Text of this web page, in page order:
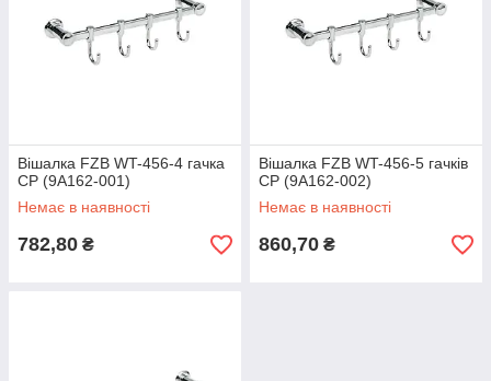
Вішалка FZB WT-456-4 гачка
CP (9A162-001)
Немає в наявності
782,80 ₴
Вішалка FZB WT-456-5 гачків
CP (9A162-002)
Немає в наявності
860,70 ₴